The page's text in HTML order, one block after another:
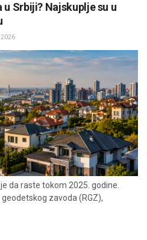
Srbiji? Najskuplje su u
2026
da raste tokom 2025. godine.
zavoda (RGZ),